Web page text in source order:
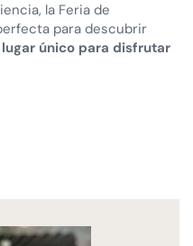
la Feria de
para descubrir
único para disfrutar